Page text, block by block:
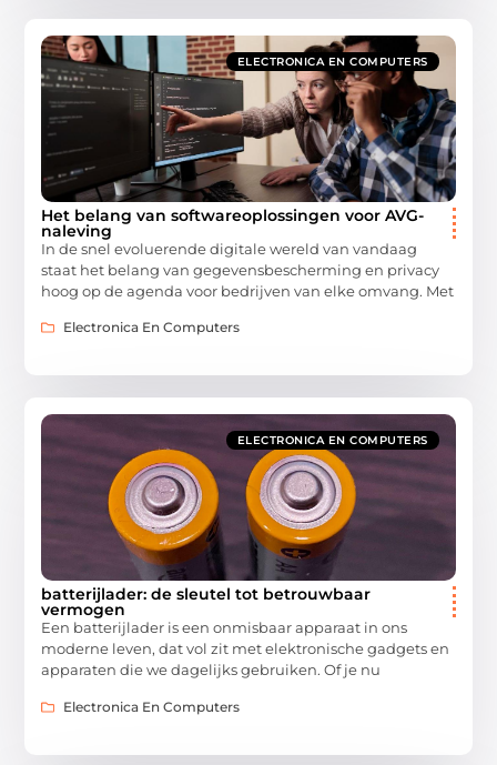
ELECTRONICA EN COMPUTERS
Het belang van softwareoplossingen voor AVG-
naleving
In de snel evoluerende digitale wereld van vandaag
staat het belang van gegevensbescherming en privacy
hoog op de agenda voor bedrijven van elke omvang. Met
Electronica En Computers
ELECTRONICA EN COMPUTERS
batterijlader: de sleutel tot betrouwbaar
vermogen
Een batterijlader is een onmisbaar apparaat in ons
moderne leven, dat vol zit met elektronische gadgets en
apparaten die we dagelijks gebruiken. Of je nu
Electronica En Computers